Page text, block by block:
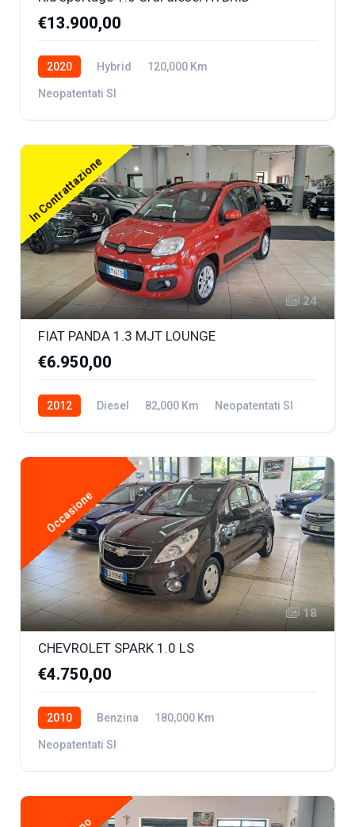
€13.900,00
2020 Hybrid 120,000 Km
Neopatentati SI
In Contrattazione
24
FIAT PANDA 1.3 MJT LOUNGE
€6.950,00
2012 Diesel 82,000 Km Neopatentati SI
Occasione
18
CHEVROLET SPARK 1.0 LS
€4.750,00
2010 Benzina 180,000 Km
Neopatentati SI